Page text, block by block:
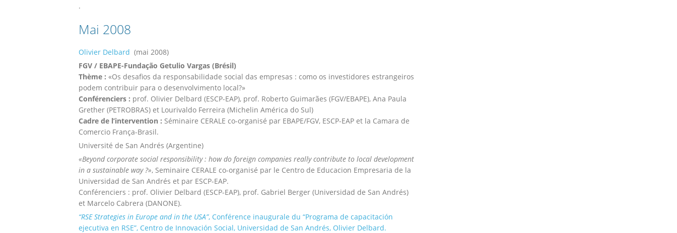
.
Mai 2008
Olivier Delbard (mai 2008)
FGV / EBAPE-Fundação Getulio Vargas (Brésil)
Thème : «Os desafios da responsabilidade social das empresas : como os investidores estrangeiros
podem contribuir para o desenvolvimento local?»
Conférenciers : prof. Olivier Delbard (ESCP-EAP), prof. Roberto Guimarães (FGV/EBAPE), Ana Paula
Grether (PETROBRAS) et Lourivaldo Ferreira (Michelin América do Sul)
Cadre de l’intervention : Séminaire CERALE co-organisé par EBAPE/FGV, ESCP-EAP et la Camara de
Comercio França-Brasil.
Université de San Andrés (Argentine)
«Beyond corporate social responsibility : how do foreign companies really contribute to local development
in a sustainable way ?», Seminaire CERALE co-organisé par le Centro de Educacion Empresaria de la
Universidad de San Andrés et par ESCP-EAP.
Conférenciers : prof. Olivier Delbard (ESCP-EAP), prof. Gabriel Berger (Universidad de San Andrés)
et Marcelo Cabrera (DANONE).
“RSE Strategies in Europe and in the USA”, Conférence inaugurale du “Programa de capacitación
ejecutiva en RSE”, Centro de Innovación Social, Universidad de San Andrés, Olivier Delbard.